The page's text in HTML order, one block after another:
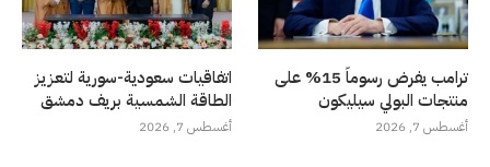
ترامب يفرض رسوماً 15% على
منتجات البولي سيليكون
أغسطس 7, 2026
اتفاقيات سعودية-سورية لتعزيز
الطاقة الشمسية بريف دمشق
أغسطس 7, 2026